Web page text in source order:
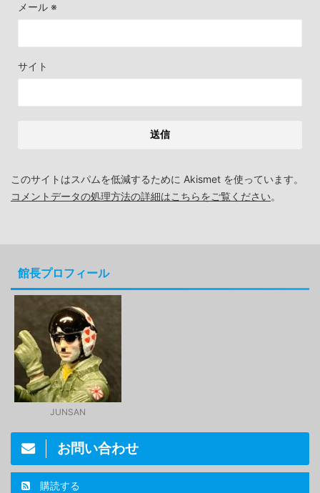
メール ※
サイト
このサイトはスパムを低減するために Akismet を使っています。
コメントデータの処理方法の詳細はこちらをご覧ください。
館長プロフィール
JUNSAN
お問い合わせ
購読する